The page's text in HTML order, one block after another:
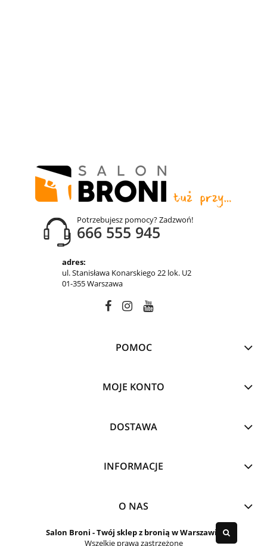
Potrzebujesz pomocy? Zadzwoń!
666 555 945
adres:
ul. Stanisława Konarskiego 22 lok. U2
01-355 Warszawa
POMOC
MOJE KONTO
DOSTAWA
INFORMACJE
O NAS
Salon Broni - Twój sklep z bronią w Warszawie
Wszelkie prawa zastrzeżone